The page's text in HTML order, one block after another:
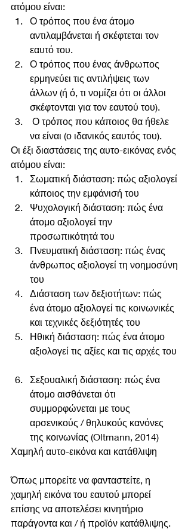
ατόμου είναι:
Ο τρόπος που ένα άτομο
αντιλαμβάνεται ή σκέφτεται τον
εαυτό του.
Ο τρόπος που ένας άνθρωπος
ερμηνεύει τις αντιλήψεις των
άλλων (ή ό, τι νομίζει ότι οι άλλοι
σκέφτονται για τον εαυτού του).
να είναι (ο ιδανικός εαυτός του).
Οι έξι διαστάσεις της αυτο-εικόνας ενός
ατόμου είναι:
Σωματική διάσταση: πώς αξιολογεί
κάποιος την εμφάνισή του
Ψυχολογική διάσταση: πώς ένα
άτομο αξιολογεί την
προσωπικότητά του
Πνευματική διάσταση: πώς ένας
άνθρωπος αξιολογεί τη νοημοσύνη
του
Διάσταση των δεξιοτήτων: πώς
ένα άτομο αξιολογεί τις κοινωνικές
και τεχνικές δεξιότητές του
Ηθική διάσταση: πώς ένα άτομο
αξιολογεί τις αξίες και τις αρχές του
Σεξουαλική διάσταση: πώς ένα
άτομο αισθάνεται ότι
συμμορφώνεται με τους
αρσενικούς / θηλυκούς κανόνες
της κοινωνίας (Oltmann, 2014)
Χαμηλή αυτο-εικόνα και κατάθλιψη
Όπως μπορείτε να φανταστείτε, η
χαμηλή εικόνα του εαυτού μπορεί
επίσης να αποτελέσει κινητήριο
παράγοντα και / ή προϊόν κατάθλιψης.